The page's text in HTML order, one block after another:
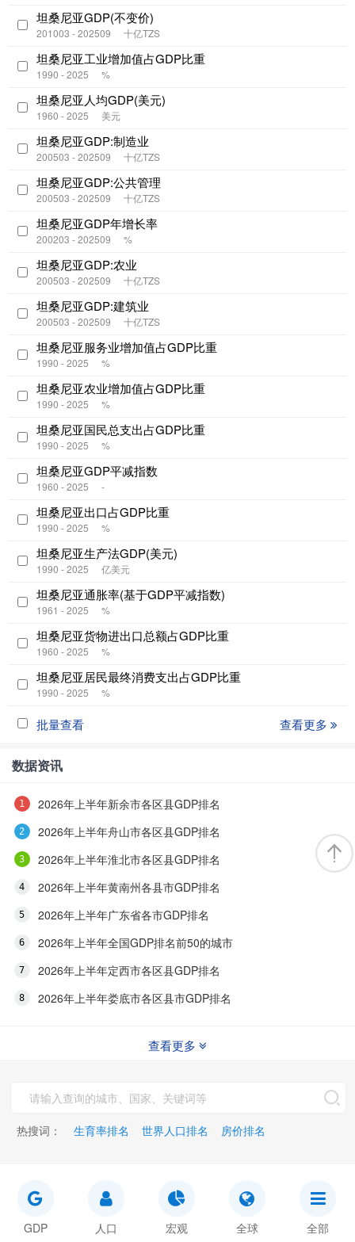
坦桑尼亚GDP(不变价)
201003 - 202509 十亿TZS
坦桑尼亚工业增加值占GDP比重
1990 - 2025 %
坦桑尼亚人均GDP(美元)
1960 - 2025 美元
坦桑尼亚GDP:制造业
200503 - 202509 十亿TZS
坦桑尼亚GDP:公共管理
200503 - 202509 十亿TZS
坦桑尼亚GDP年增长率
200203 - 202509 %
坦桑尼亚GDP:农业
200503 - 202509 十亿TZS
坦桑尼亚GDP:建筑业
200503 - 202509 十亿TZS
坦桑尼亚服务业增加值占GDP比重
1990 - 2025 %
坦桑尼亚农业增加值占GDP比重
1990 - 2025 %
坦桑尼亚国民总支出占GDP比重
1990 - 2025 %
坦桑尼亚GDP平减指数
1960 - 2025 -
坦桑尼亚出口占GDP比重
1990 - 2025 %
坦桑尼亚生产法GDP(美元)
1990 - 2025 亿美元
坦桑尼亚通胀率(基于GDP平减指数)
1961 - 2025 %
坦桑尼亚货物进出口总额占GDP比重
1960 - 2025 %
坦桑尼亚居民最终消费支出占GDP比重
1990 - 2025 %
批量查看 查看更多
数据资讯
2026年上半年新余市各区县GDP排名
2026年上半年舟山市各区县GDP排名
2026年上半年淮北市各区县GDP排名
2026年上半年黄南州各县市GDP排名
2026年上半年广东省各市GDP排名
2026年上半年全国GDP排名前50的城市
2026年上半年定西市各区县GDP排名
2026年上半年娄底市各区县市GDP排名
查看更多
热搜词： 生育率排名 世界人口排名 房价排名
GDP 人口 宏观 全球 全部